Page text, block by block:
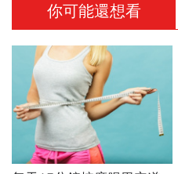
你可能還想看